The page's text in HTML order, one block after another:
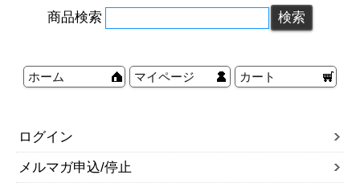
商品検索
ホーム マイページ カート
ログイン
メルマガ申込/停止